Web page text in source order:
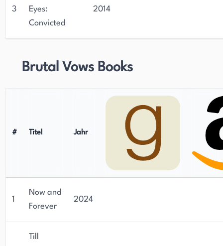
3
Eyes:
Convicted
2014
Brutal Vows Books
# Titel Jahr
1
Now and
Forever
2024
Till